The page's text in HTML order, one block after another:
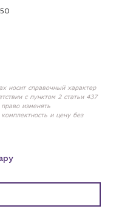
носит справочный характер
с пунктом 2 статьи 437
изменять
и цену без